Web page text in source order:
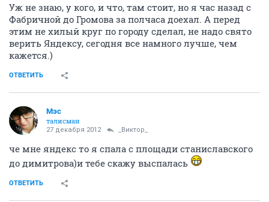
Уж не знаю, у кого, и что, там стоит, но я час назад с
Фабричной до Громова за полчаса доехал. А перед
этим не хилый круг по городу сделал, не надо свято
верить Яндексу, сегодня все намного лучше, чем
кажется.)
ОТВЕТИТЬ
Мэс
талисман
27 декабря 2012 _Виктор_
че мне яндекс то я спала с площади станиславского
до димитрова)и тебе скажу выспалась
ОТВЕТИТЬ